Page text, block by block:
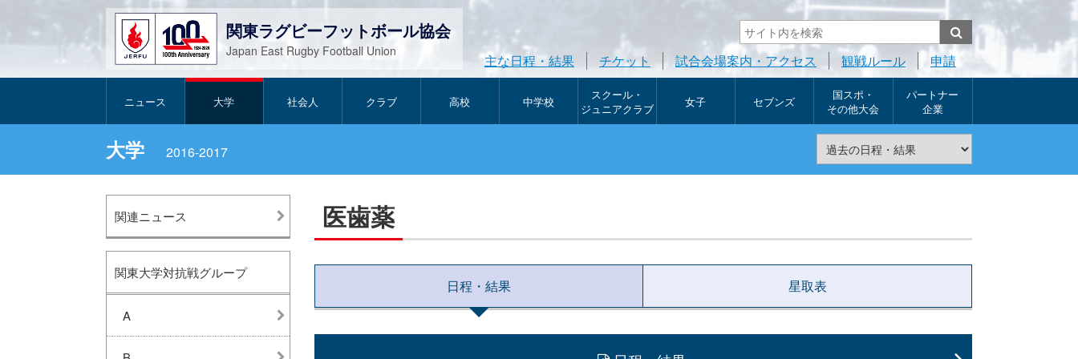
関東ラグビーフットボール協会
Japan East Rugby Football Union
主な日程・結果 チケット 試合会場案内・アクセス 観戦ルール 申請
ニュース 大学 社会人 クラブ 高校 中学校
スクール・
ジュニアクラブ
女子 セブンズ
国スポ・
その他大会
パートナー
企業
大学 2016-2017
関連ニュース
関東大学対抗戦グループ
A
医歯薬
日程・結果 星取表